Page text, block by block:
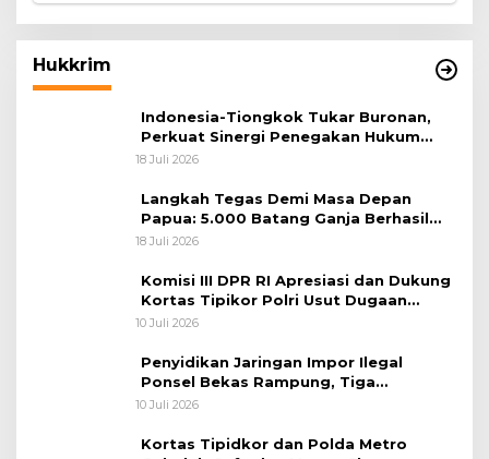
Hukkrim
Indonesia-Tiongkok Tukar Buronan,
Perkuat Sinergi Penegakan Hukum
Lintas Negara
18 Juli 2026
Langkah Tegas Demi Masa Depan
Papua: 5.000 Batang Ganja Berhasil
Diungkap Koops TNI Habema
18 Juli 2026
Komisi III DPR RI Apresiasi dan Dukung
Kortas Tipikor Polri Usut Dugaan
Korupsi Batu Bara
10 Juli 2026
Penyidikan Jaringan Impor Ilegal
Ponsel Bekas Rampung, Tiga
Tersangka Sudah P-21 dan Satu Buron
10 Juli 2026
Kortas Tipidkor dan Polda Metro